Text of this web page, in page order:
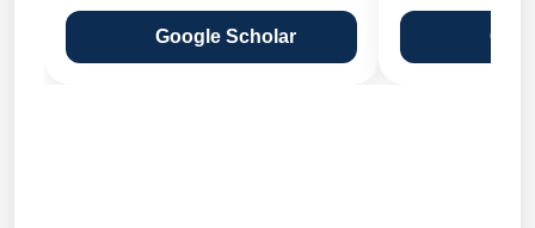
Google Scholar